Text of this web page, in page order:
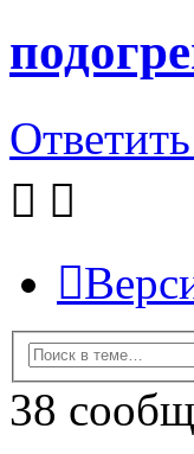
Ответить
38